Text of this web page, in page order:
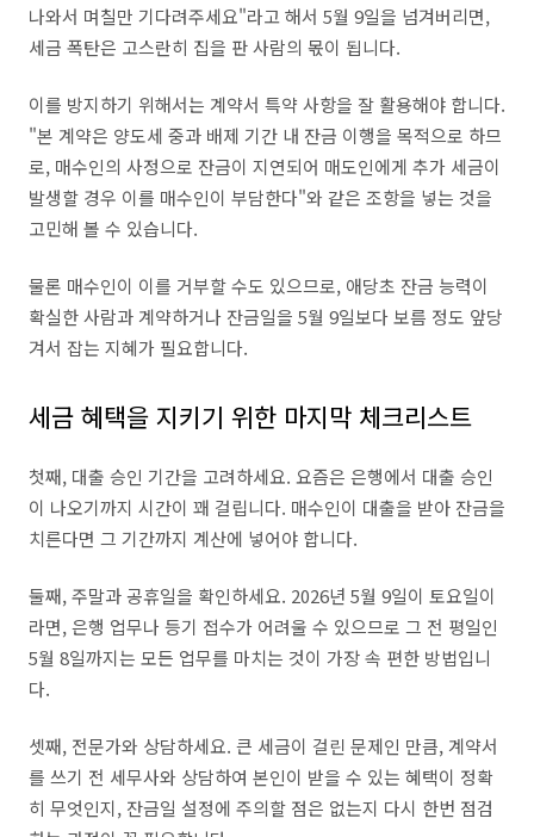
나와서 며칠만 기다려주세요"라고 해서 5월 9일을 넘겨버리면,
세금 폭탄은 고스란히 집을 판 사람의 몫이 됩니다.
이를 방지하기 위해서는 계약서 특약 사항을 잘 활용해야 합니다.
"본 계약은 양도세 중과 배제 기간 내 잔금 이행을 목적으로 하므
로, 매수인의 사정으로 잔금이 지연되어 매도인에게 추가 세금이
발생할 경우 이를 매수인이 부담한다"와 같은 조항을 넣는 것을
고민해 볼 수 있습니다.
물론 매수인이 이를 거부할 수도 있으므로, 애당초 잔금 능력이
확실한 사람과 계약하거나 잔금일을 5월 9일보다 보름 정도 앞당
겨서 잡는 지혜가 필요합니다.
세금 혜택을 지키기 위한 마지막 체크리스트
첫째, 대출 승인 기간을 고려하세요. 요즘은 은행에서 대출 승인
이 나오기까지 시간이 꽤 걸립니다. 매수인이 대출을 받아 잔금을
치른다면 그 기간까지 계산에 넣어야 합니다.
둘째, 주말과 공휴일을 확인하세요. 2026년 5월 9일이 토요일이
라면, 은행 업무나 등기 접수가 어려울 수 있으므로 그 전 평일인
5월 8일까지는 모든 업무를 마치는 것이 가장 속 편한 방법입니
다.
셋째, 전문가와 상담하세요. 큰 세금이 걸린 문제인 만큼, 계약서
를 쓰기 전 세무사와 상담하여 본인이 받을 수 있는 혜택이 정확
히 무엇인지, 잔금일 설정에 주의할 점은 없는지 다시 한번 점검